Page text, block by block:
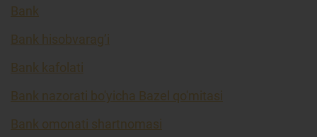
Bank
Bank hisobvarag’i
Bank kafolati
Bank nazorati bo'yicha Bazel qo'mitasi
Bank omonati shartnomasi